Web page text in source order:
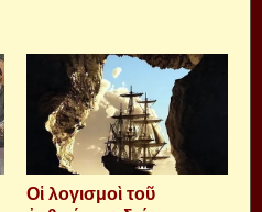
Οἱ λογισμοὶ τοῦ